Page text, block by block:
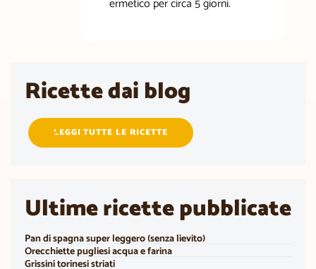
Ricette dai blog
LEGGI TUTTE LE RICETTE
Ultime ricette pubblicate
Pan di spagna super leggero (senza lievito)
Orecchiette pugliesi acqua e farina
Grissini torinesi striati